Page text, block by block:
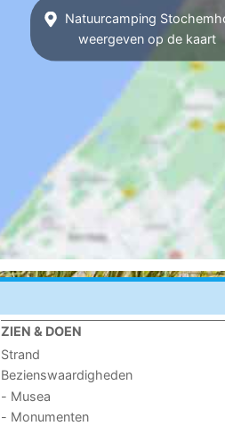
Natuurcamping
weergeven op de kaart
ZIEN & DOEN
Strand
Bezienswaardigheden
- Musea
- Monumenten